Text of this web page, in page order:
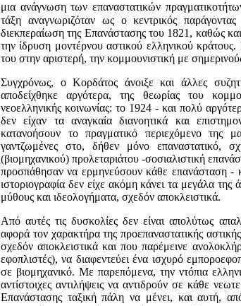
μια ανάγνωση των επαναστατικών
τάξη ανα­γνωριζόταν ως ο κεντρικός
διεκπεραίωση της Επανάστασης του 1821, καθώς
την ίδρυση μοντέρνου αστικού ελληνικού
του στην αριστερή, την κομμουνιστική με
Συγχρόνως, ο Κορδάτος άνοιξε και άλλες
αποδείχθηκε αργό­τερα, της θεωρίας του
νεοελληνικής κοινωνίας: το 1924 - και πολύ
δεν εί­χαν τα αναγκαία διανοητικά και
κατανοήσουν το πραγματικό πε­ριεχόμενο της
γαντζωμένες στο, δήθεν μόνο επαναστατικό,
(βιομηχανικού) προλεταριάτου -σοσιαλιστική
προσπάθησαν να ερμηνεύσουν κάθε επανάσταση -
ιστοριο­γραφία δεν είχε ακόμη κάνει τα μεγάλα
μύθους και ιδεολογήματα, σχεδόν αποκλειστικά.
Από αυτές τις δυσκολίες δεν είναι απολύτως
αφορά τον χαρα­κτήρα της προεπαναστατικής
σχεδόν αποκλειστικά και που παρέμεινε
εφοπλιστές), να διαφεντεύει ένα ισχυρό
σε βιομηχανικό. Με παρεπόμενα, την ντόπια
αντίστοιχες αντιλή­ψεις να αντιδρούν σε κάθε
Επανάστασης ταξική πάλη να μένει, και αυτή,